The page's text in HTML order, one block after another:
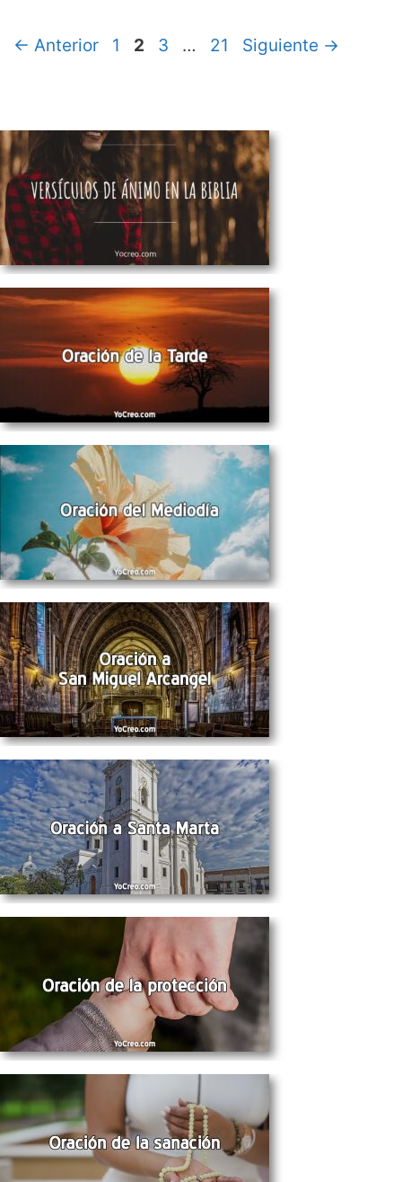
← Anterior Página
1 Página
2 Página
3 … Página
21 Siguiente →